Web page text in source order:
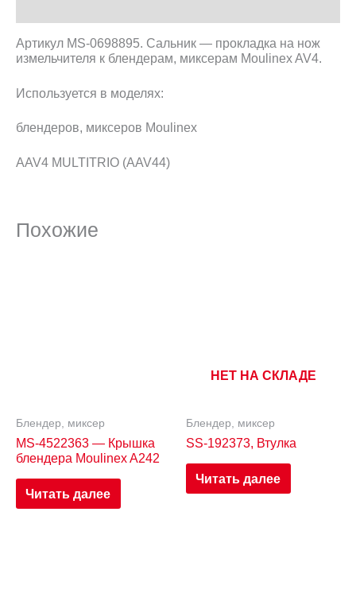
Артикул MS-0698895. Сальник — прокладка на нож
измельчителя к блендерам, миксерам Moulinex AV4.
Используется в моделях:
блендеров, миксеров Moulinex
AAV4 MULTITRIO (AAV44)
Похожие
Блендер, миксер
MS-4522363 — Крышка
блендера Moulinex A242
Читать далее
НЕТ НА СКЛАДЕ
Блендер, миксер
SS-192373, Втулка
Читать далее